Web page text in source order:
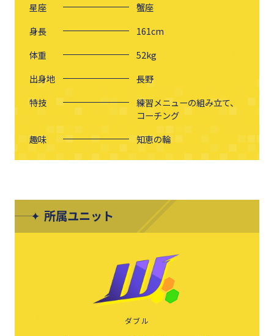
星座
蟹座
身長
161cm
体重
52kg
出身地
長野
特技
練習メニューの組み立て、
コーチング
趣味
知恵の輪
所属ユニット
ダブル